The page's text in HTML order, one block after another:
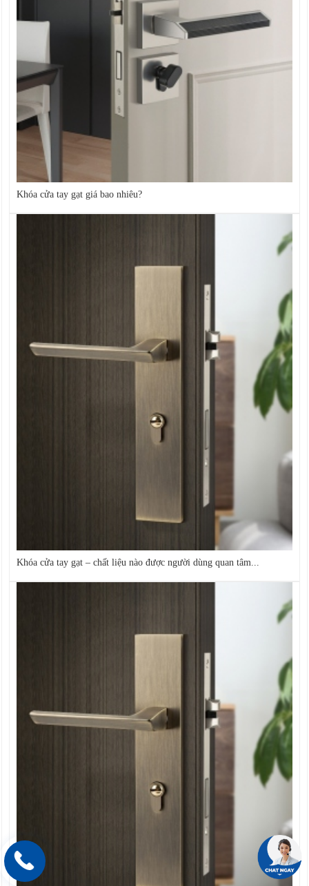
Khóa cửa tay gạt giá bao nhiêu?
Khóa cửa tay gạt – chất liệu nào được người dùng quan tâm...